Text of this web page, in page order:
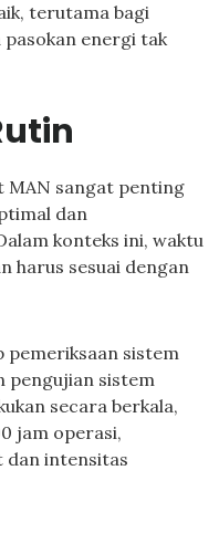
terutama bagi
energi tak
MAN sangat penting
dan
konteks ini, waktu
harus sesuai dengan
pemeriksaan sistem
pengujian sistem
secara berkala,
jam operasi,
dan intensitas